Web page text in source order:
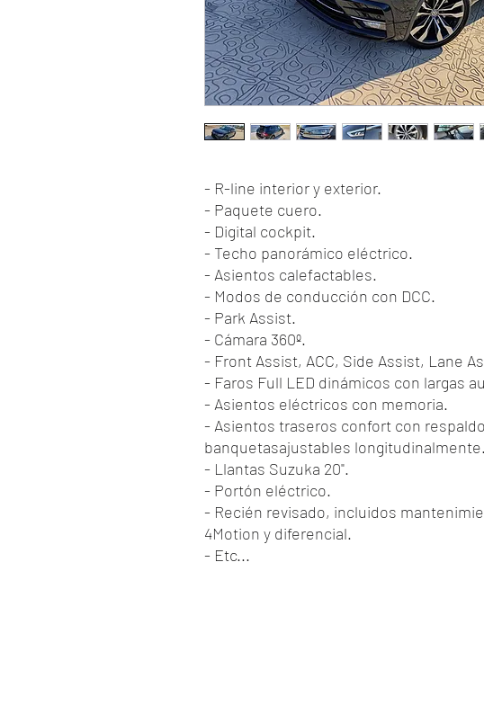
- R-line interior y exterior.
- Paquete cuero.
- Digital cockpit.
- Techo panorámico eléctrico.
- Asientos calefactables.
- Modos de conducción con DCC.
- Park Assist.
- Cámara 360º.
- Front Assist, ACC, Side Assist, Lane
- Faros Full LED dinámicos con largas
- Asientos eléctricos con memoria.
- Asientos traseros confort con
banquetasajustables longitudinalmente.
- Llantas Suzuka 20".
- Portón eléctrico.
- Recién revisado, incluidos
4Motion y diferencial.
- Etc...